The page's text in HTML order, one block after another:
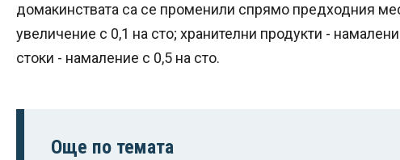
домакинствата са се променили спрямо предходния
увеличение с 0,1 на сто; хранителни продукти -
стоки - намаление с 0,5 на сто.
Още по темата